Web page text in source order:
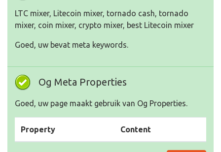
LTC mixer, Litecoin mixer, tornado cash, tornado
mixer, coin mixer, crypto mixer, best Litecoin mixer
Goed, uw bevat meta keywords.
Og Meta Properties
Goed, uw page maakt gebruik van Og Properties.
Property Content